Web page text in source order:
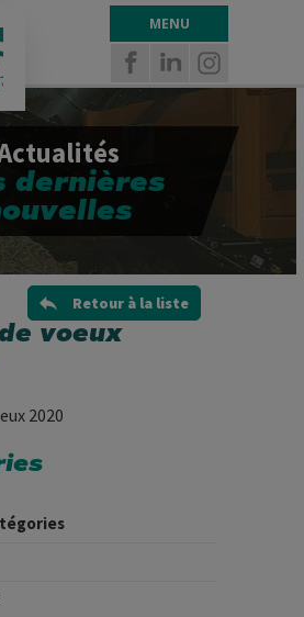
MENU
dernières
Retour à la liste
voeux
2020